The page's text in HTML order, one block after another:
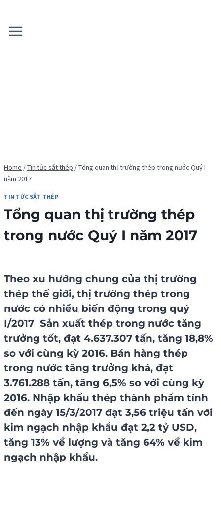
content
Home /Tin tức sắt thép /Tổng quan thị trường thép trong nước Quý I
năm 2017
TIN TỨC SẮT THÉP
Tổng quan thị trường thép
trong nước Quý I năm 2017
Theo xu hướng chung của thị trường
thép thế giới, thị trường thép trong
nước có nhiều biến động trong quý
I/2017 Sản xuất thép trong nước tăng
trưởng tốt, đạt 4.637.307 tấn, tăng 18,8%
so với cùng kỳ 2016. Bán hàng thép
trong nước tăng trưởng khá, đạt
3.761.288 tấn, tăng 6,5% so với cùng kỳ
2016. Nhập khẩu thép thành phẩm tính
đến ngày 15/3/2017 đạt 3,56 triệu tấn với
kim ngạch nhập khẩu đạt 2,2 tỷ USD,
tăng 13% về lượng và tăng 64% về kim
ngạch nhập khẩu.